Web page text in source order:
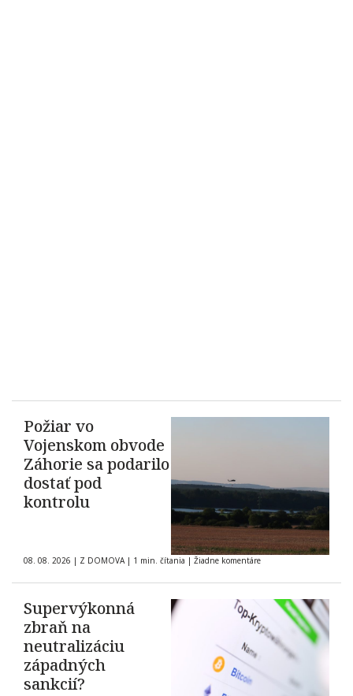
Požiar vo
Vojenskom obvode
Záhorie sa podarilo
dostať pod
kontrolu
08. 08. 2026 | Z DOMOVA | 1 min. čítania | Žiadne komentáre
Supervýkonná
zbraň na
neutralizáciu
západných
sankcií?